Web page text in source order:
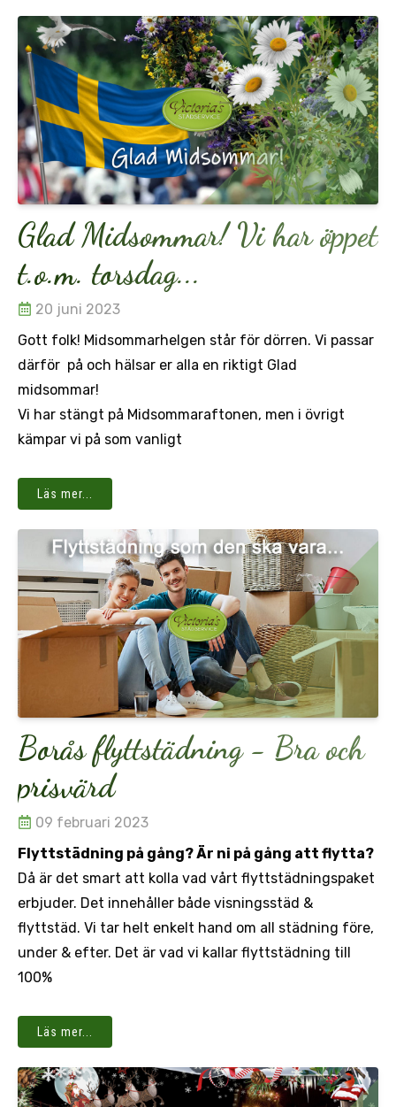
Glad Midsommar! Vi har öppet
t.o.m. torsdag...
20 juni 2023
Gott folk! Midsommarhelgen står för dörren. Vi passar
därför på och hälsar er alla en riktigt Glad
midsommar!
Vi har stängt på Midsommaraftonen, men i övrigt
kämpar vi på som vanligt
Läs mer...
Borås flyttstädning - Bra och
prisvärd
09 februari 2023
Flyttstädning på gång? Är ni på gång att flytta?
Då är det smart att kolla vad vårt flyttstädningspaket
erbjuder. Det innehåller både visningsstäd &
flyttstäd. Vi tar helt enkelt hand om all städning före,
under & efter. Det är vad vi kallar flyttstädning till
100%
Läs mer...